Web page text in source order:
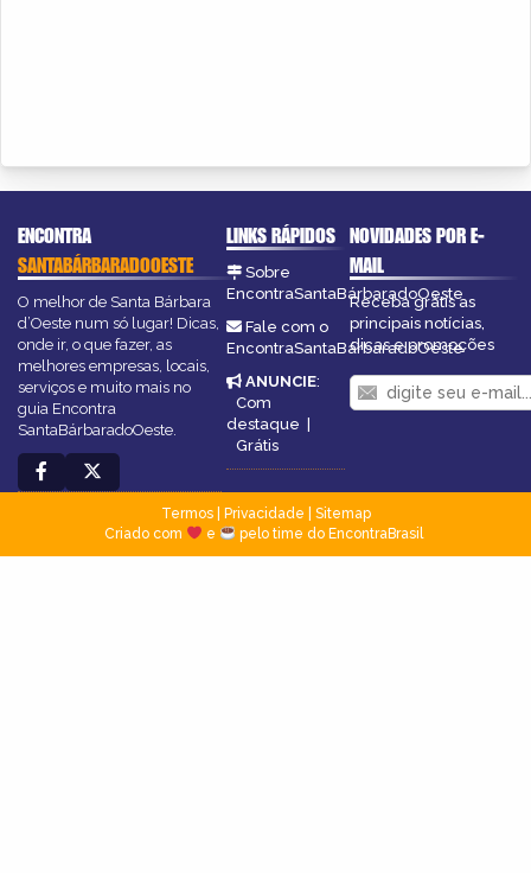
ENCONTRA
SANTABÁRBARADOOESTE
O melhor de Santa Bárbara
d’Oeste num só lugar! Dicas,
onde ir, o que fazer, as
melhores empresas, locais,
serviços e muito mais no
guia Encontra
SantaBárbaradoOeste.
LINKS RÁPIDOS
Sobre
EncontraSantaBárbaradoOeste
Fale com o
EncontraSantaBárbaradoOeste
ANUNCIE:
Com
destaque |
Grátis
NOVIDADES POR E-
MAIL
Receba grátis as
principais notícias,
dicas e promoções
Termos| Privacidade
Sitemap
Criado com
e pelo time do EncontraBrasil